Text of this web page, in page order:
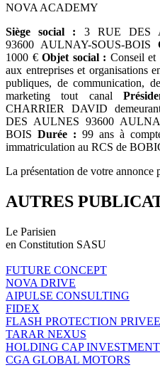
NOVA ACADEMY
Siège social : 3 RUE DES
93600 AULNAY-SOUS-BOIS
1000 €Objet social : Conseil et
aux entreprises et organisations
publiques, de communication,
marketing tout canal
CHARRIER DAVID
DES AULNES 93600
BOIS Durée : 99 ans à
immatriculation au RCS de
La présentation de votre
AUTRES
Le Parisien
en Constitution SASU
FUTURE CONCEPT
NOVA DRIVE
AIPULSE CONSULTING
FIDEX
FLASH PROTECTION PRIVEE
TARAR NEXUS
HOLDING CAP INVESTMENT
CGA GLOBAL MOTORS